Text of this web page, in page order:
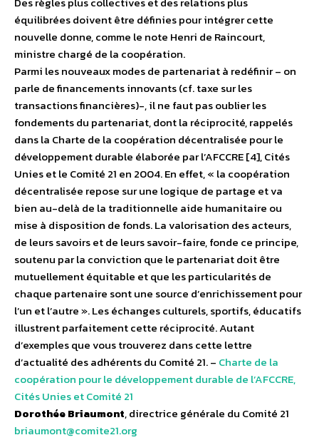
équilibrées doivent être définies pour intégrer cette
nouvelle donne, comme le note Henri de Raincourt,
ministre chargé de la coopération.
Parmi les nouveaux modes de partenariat à redéfinir – on
parle de financements innovants (cf. taxe sur les
transactions financières)-, il ne faut pas oublier les
fondements du partenariat, dont la réciprocité, rappelés
dans la Charte de la coopération décentralisée pour le
développement durable élaborée par l’AFCCRE [4], Cités
Unies et le Comité 21 en 2004. En effet, « la coopération
décentralisée repose sur une logique de partage et va
bien au-delà de la traditionnelle aide humanitaire ou
mise à disposition de fonds. La valorisation des acteurs,
de leurs savoirs et de leurs savoir-faire, fonde ce principe,
soutenu par la conviction que le partenariat doit être
mutuellement équitable et que les particularités de
chaque partenaire sont une source d’enrichissement pour
l’un et l’autre ». Les échanges culturels, sportifs, éducatifs
illustrent parfaitement cette réciprocité. Autant
d’exemples que vous trouverez dans cette lettre
d’actualité des adhérents du Comité 21. – Charte de la
coopération pour le développement durable de l’AFCCRE,
Cités Unies et Comité 21
Dorothée Briaumont, directrice générale du Comité 21
briaumont@comite21.org